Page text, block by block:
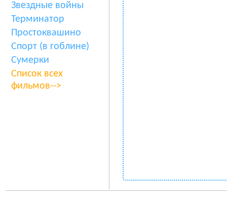
Звездные войны
Терминатор
Простоквашино
Спорт (в гоблине)
Сумерки
Список всех
фильмов-->